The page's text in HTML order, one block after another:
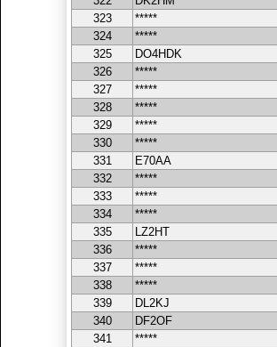
323
*****
324
*****
325
DO4HDK
326
*****
327
*****
328
*****
329
*****
330
*****
331
E70AA
332
*****
333
*****
334
*****
335
LZ2HT
336
*****
337
*****
338
*****
339
DL2KJ
340
DF2OF
341
*****